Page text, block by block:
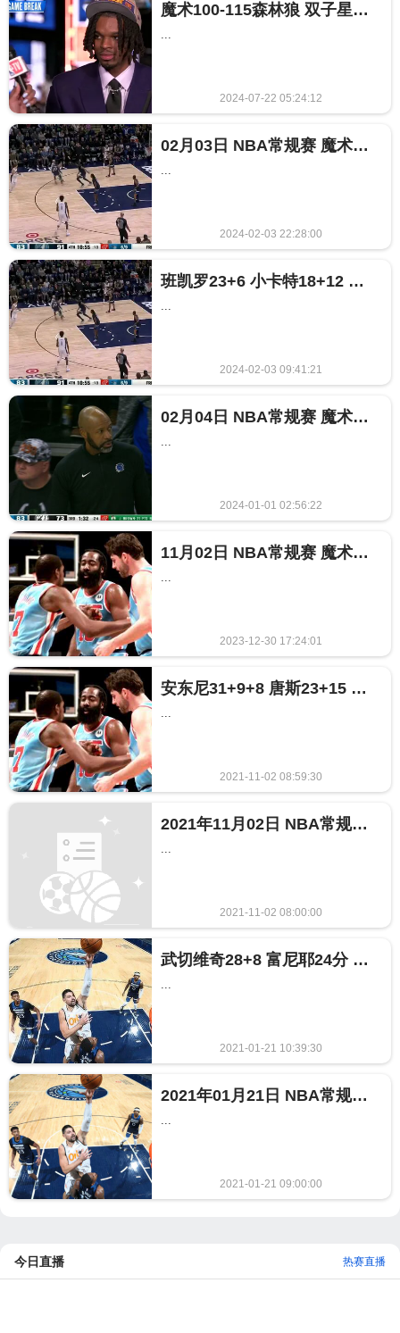
魔术100-115森林狼 双子星合砍55分森林狼五人上双击败魔术
...
2024-07-22 05:24:12
875
02月03日 NBA常规赛 魔术vs森林狼 NBA录像回放
...
2024-02-03 22:28:00
534
班凯罗23+6 小卡特18+12 戈贝尔22+16 魔术17分逆转森林狼
...
2024-02-03 09:41:21
996
02月04日 NBA常规赛 魔术vs森林狼 NBA录像回放
...
2024-01-01 02:56:22
843
11月02日 NBA常规赛 魔术vs森林狼 NBA录像回放
...
2023-12-30 17:24:01
621
安东尼31+9+8 唐斯23+15 魔术逆转森林狼结束4连败
...
2021-11-02 08:59:30
427
2021年11月02日 NBA常规赛 魔术vs森林狼全场录像回放
...
2021-11-02 08:00:00
566
武切维奇28+8 富尼耶24分 魔术绝杀森林狼
...
2021-01-21 10:39:30
369
2021年01月21日 NBA常规赛 魔术vs森林狼全场录像回放
...
2021-01-21 09:00:00
627
今日直播 热赛直播